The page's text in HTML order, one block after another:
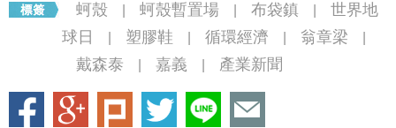
蚵殼 蚵殼暫置場 布袋鎮
世界地
球日
塑膠鞋 循環經濟 翁章梁
戴森泰 嘉義 產業新聞